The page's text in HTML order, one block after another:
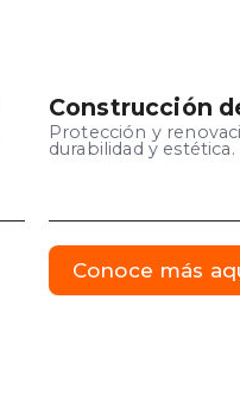
Construcción
Protección y
durabilidad y estética.
Conoce más